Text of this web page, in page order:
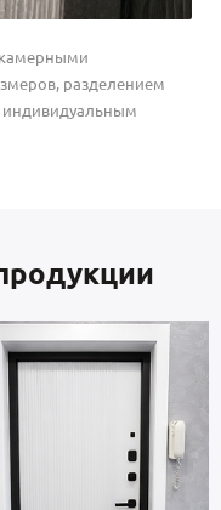
разделением
индивидуальным